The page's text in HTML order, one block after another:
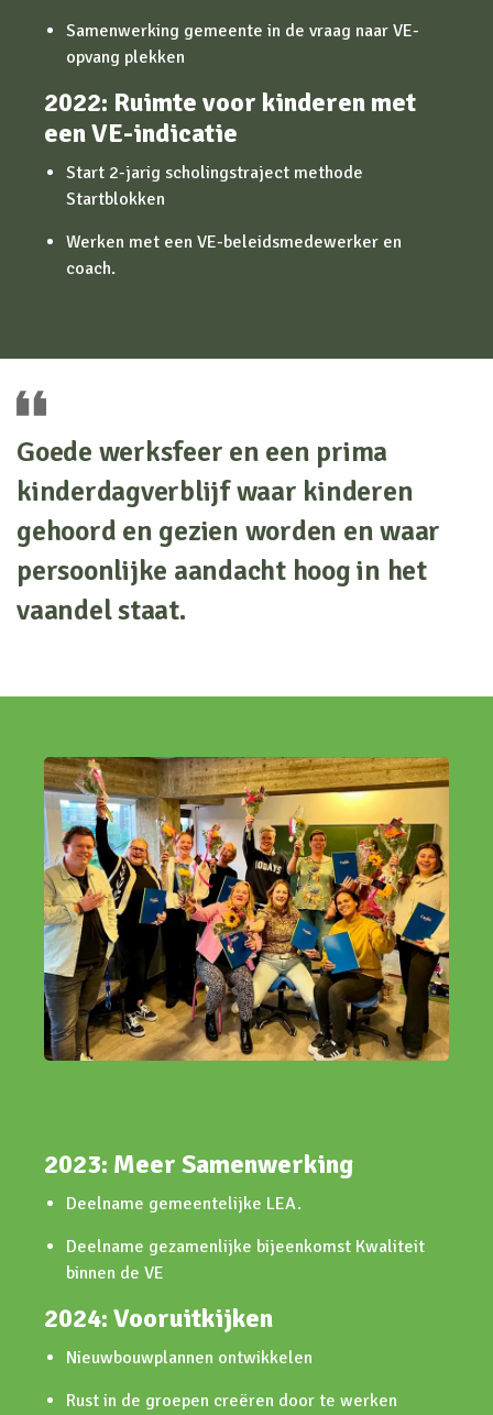
Samenwerking gemeente in de vraag naar VE-
opvang plekken
2022: Ruimte voor kinderen met
een VE-indicatie
Start 2-jarig scholingstraject methode
Startblokken
Werken met een VE-beleidsmedewerker en
coach.
Goede werksfeer en een prima
kinderdagverblijf waar kinderen
gehoord en gezien worden en waar
persoonlijke aandacht hoog in het
vaandel staat.
2023: Meer Samenwerking
Deelname gemeentelijke LEA.
Deelname gezamenlijke bijeenkomst Kwaliteit
binnen de VE
2024: Vooruitkijken
Nieuwbouwplannen ontwikkelen
Rust in de groepen creëren door te werken